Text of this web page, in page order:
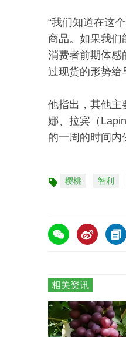
“我们知道在这
商品。如果我们
消费者前期体感
过现货的形势给
他指出，其他主
娜、拉宾（
的一周的时间内
标 樱桃 智利
相关资讯